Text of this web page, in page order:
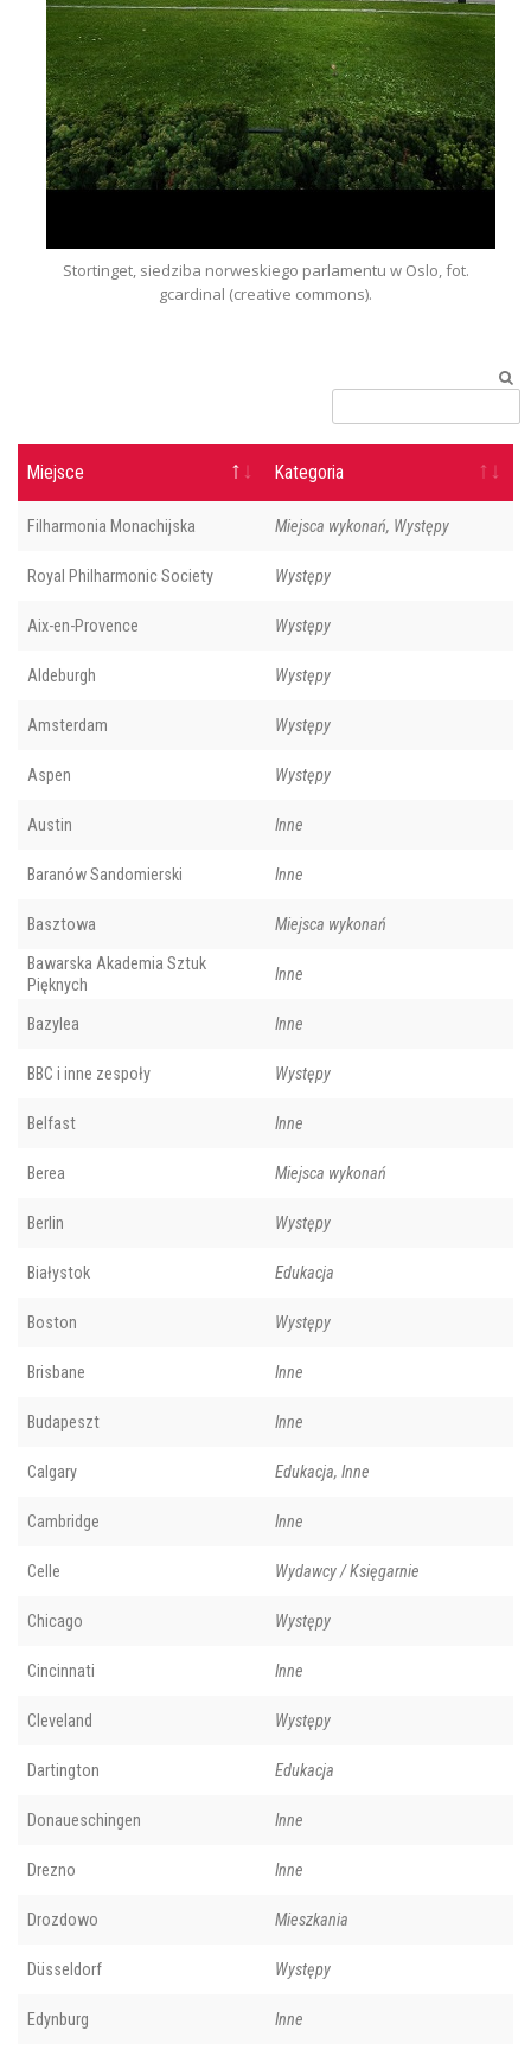
Stortinget, siedziba norweskiego parlamentu w Oslo, fot.
gcardinal (creative commons).
Miejsce Kategoria
Filharmonia Monachijska Miejsca wykonań, Występy
Royal Philharmonic Society Występy
Aix-en-Provence Występy
Aldeburgh Występy
Amsterdam Występy
Aspen Występy
Austin Inne
Baranów Sandomierski Inne
Basztowa Miejsca wykonań
Bawarska Akademia Sztuk
Pięknych
Inne
Bazylea Inne
BBC i inne zespoły Występy
Belfast Inne
Berea Miejsca wykonań
Berlin Występy
Białystok Edukacja
Boston Występy
Brisbane Inne
Budapeszt Inne
Calgary Edukacja, Inne
Cambridge Inne
Celle Wydawcy / Księgarnie
Chicago Występy
Cincinnati Inne
Cleveland Występy
Dartington Edukacja
Donaueschingen Inne
Drezno Inne
Drozdowo Mieszkania
Düsseldorf Występy
Edynburg Inne